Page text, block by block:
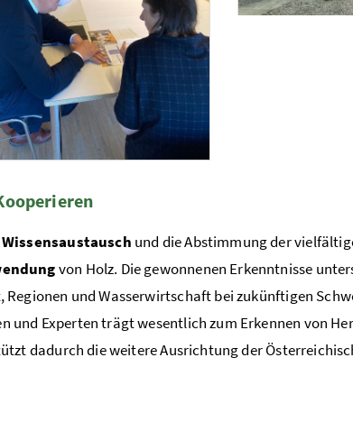
Wissensaustausch und die Abstimmung der
von Holz. Die gewonnenen Erkenntnisse
und Wasserwirtschaft bei zukünftigen
und Experten trägt wesentlich zum Erkennen von
dadurch die weitere Ausrichtung der